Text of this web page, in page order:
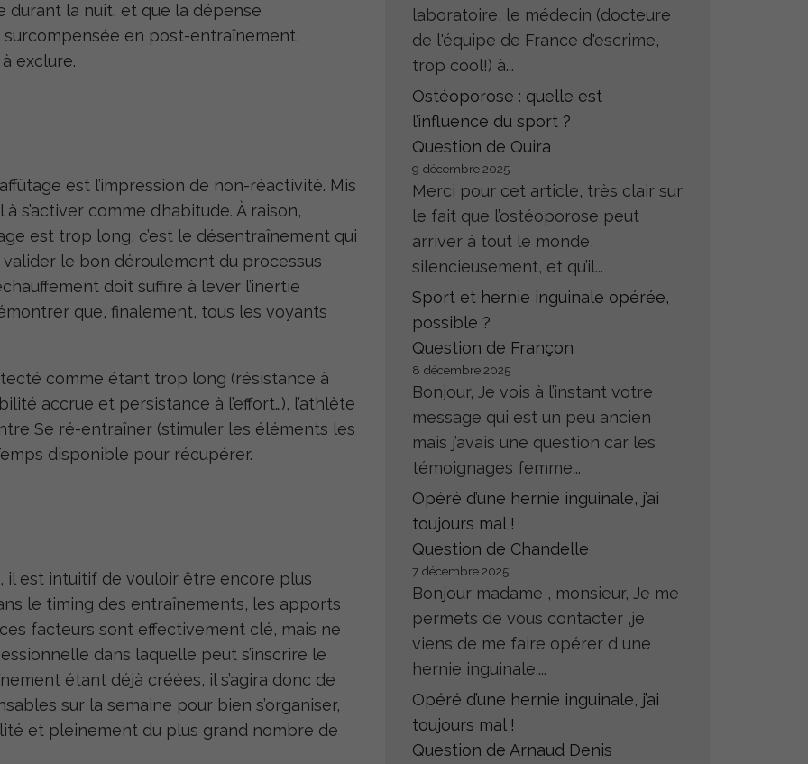
durant la nuit, et que la dépense
en post-entraînement,
exclure.
est l’impression de non-réactivité. Mis
s’activer comme d’habitude. À raison,
est trop long, c’est le désentraînement qui
le bon déroulement du processus
doit suffire à lever l’inertie
que, finalement, tous les voyants
comme étant trop long (résistance à
accrue et persistance à l’effort…), l’athlète
Se ré-entraîner (stimuler les éléments les
disponible pour récupérer.
il est intuitif de vouloir être encore plus
le timing des entraînements, les apports
facteurs sont effectivement clé, mais ne
dans laquelle peut s’inscrire le
étant déjà créées, il s’agira donc de
sur la semaine pour bien s’organiser,
et pleinement du plus grand nombre de
laboratoire, le médecin (docteure
de l'équipe de France d'escrime,
trop cool!) à...
Ostéoporose : quelle est
l’influence du sport ?
Question de Quira
9 décembre 2025
Merci pour cet article, très clair sur
le fait que l’ostéoporose peut
arriver à tout le monde,
silencieusement, et qu’il...
Sport et hernie inguinale opérée,
possible ?
Question de Françon
8 décembre 2025
Bonjour, Je vois à l’instant votre
message qui est un peu ancien
mais j’avais une question car les
témoignages femme...
Opéré d’une hernie inguinale, j’ai
toujours mal !
Question de Chandelle
7 décembre 2025
Bonjour madame , monsieur, Je me
permets de vous contacter ,je
viens de me faire opérer d une
hernie inguinale....
Opéré d’une hernie inguinale, j’ai
toujours mal !
Question de Arnaud Denis